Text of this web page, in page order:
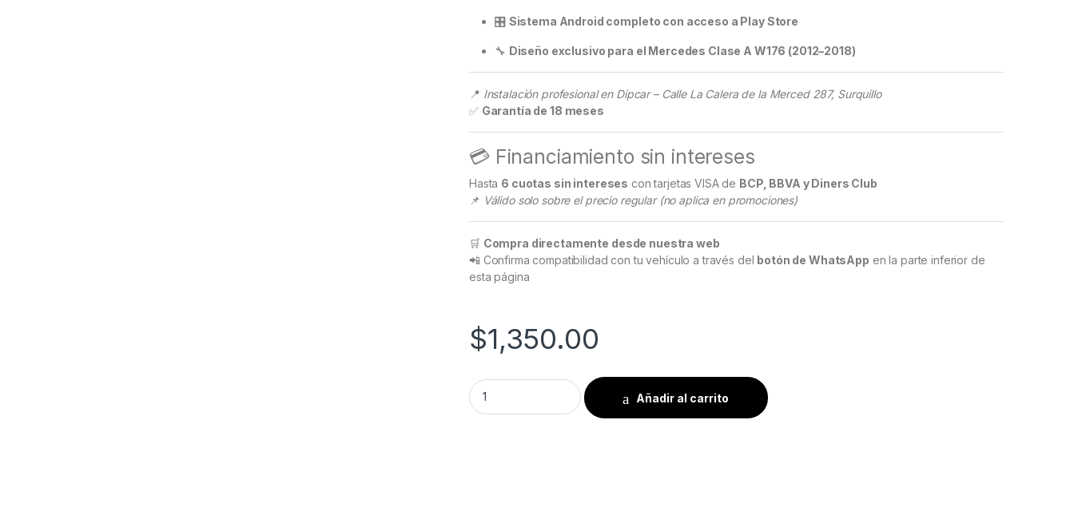
🎛️ Sistema Android completo con acceso a Play Store
🔧 Diseño exclusivo para el Mercedes Clase A W176 (2012–2018)
📍 Instalación profesional en Dipcar – Calle La Calera de la Merced 287, Surquillo
✅ Garantía de 18 meses
💳 Financiamiento sin intereses
Hasta 6 cuotas sin intereses con tarjetas VISA de BCP, BBVA y Diners Club
📌 Válido solo sobre el precio regular (no aplica en promociones)
🛒 Compra directamente desde nuestra web
📲 Confirma compatibilidad con tu vehículo a través del botón de WhatsApp en la parte inferior de
esta página
$1,350.00
Mercedes Benz Clase A W176 NTG 4.5 5 Pantalla multimedia HoffBaüer OEM Plus Apple CarPlay Android
Añadir al carrito